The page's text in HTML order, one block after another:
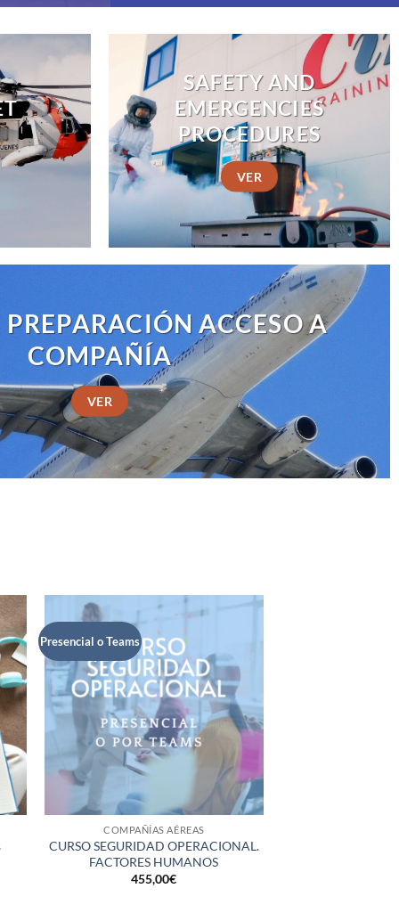
SAFETY AND
EMERGENCIES
PROCEDURES
VER
PREPARACIÓN ACCESO A
COMPAÑÍA
VER
Presencial o Teams
COMPAÑÍAS AÉREAS
CURSO SEGURIDAD OPERACIONAL.
FACTORES HUMANOS
455,00€